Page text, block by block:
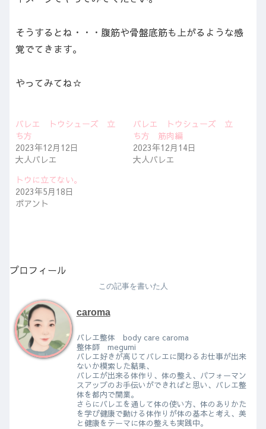
そうするとね・・・腹筋や骨盤底筋も上がるような感
覚でてきます。
やってみてね☆
バレエ トウシューズ 立
ち方
2023年12月12日
大人バレエ
バレエ トウシューズ 立
ち方 筋肉編
2023年12月14日
大人バレエ
トウに立てない。
2023年5月18日
ポアント
プロフィール
この記事を書いた人
caroma
バレエ整体 body care caroma
整体師 megumi
バレエ好きが高じてバレエに関わるお仕事が出来
ないか模索した結果、
バレエが出来る体作り、体の整え、パフォーマン
スアップのお手伝いができればと思い、バレエ整
体を都内で開業。
さらにバレエを通して体の使い方、体のありかた
を学び健康で動ける体作りが体の基本と考え、美
と健康をテーマに体の整えも実践中。